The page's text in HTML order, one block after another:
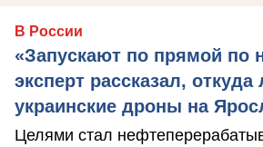
В России
«Запускают по прямой по
эксперт рассказал, откуда
украинские дроны на
Целями стал